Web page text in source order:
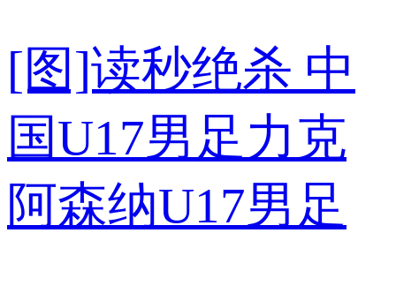
[图]读秒绝杀 中
国U17男足力克
阿森纳U17男足